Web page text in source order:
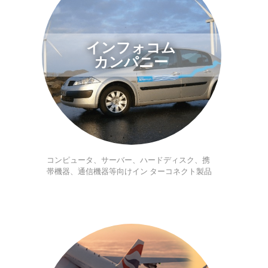
インフォコム
カンパニー
コンピュータ、サーバー、ハードディスク、携
帯機器、通信機器等向けイン ターコネクト製品